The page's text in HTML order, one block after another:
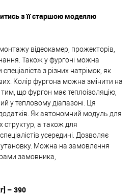
з її старшою моделлю
відеокамер, прожекторів,
Також у фургоні можна
з різних натрімок, як
Колір фургона можна змінити на
що фургон має теплоізоляцію,
у тепловому діапазоні. Ця
Як автономний модуль для
структур, а також для
усередині. Дозволяє
утановку. Можна на замовлення
замовника,
– 390